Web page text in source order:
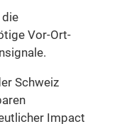
Vor-Ort-
Schweiz
Impact